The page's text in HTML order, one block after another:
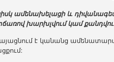
ամենախելացի և
խարխլվում կամ
է կանանց